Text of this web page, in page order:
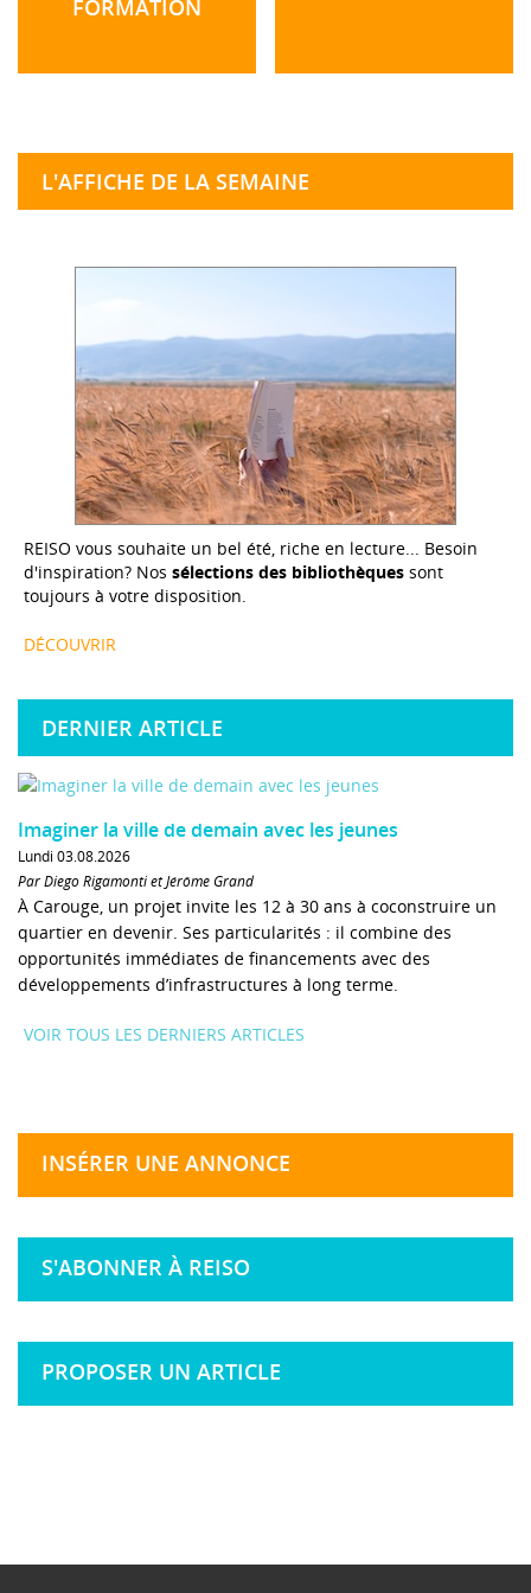
FORMATION
L'AFFICHE DE LA SEMAINE
REISO vous souhaite un bel été, riche en lecture... Besoin
d'inspiration? Nos sélections des bibliothèques sont
toujours à votre disposition.
DÉCOUVRIR
DERNIER ARTICLE
Imaginer la ville de demain avec les jeunes
Lundi 03.08.2026
Par Diego Rigamonti et Jérôme Grand
À Carouge, un projet invite les 12 à 30 ans à coconstruire un
quartier en devenir. Ses particularités : il combine des
opportunités immédiates de financements avec des
développements d’infrastructures à long terme.
VOIR TOUS LES DERNIERS ARTICLES
INSÉRER UNE ANNONCE
S'ABONNER À REISO
PROPOSER UN ARTICLE